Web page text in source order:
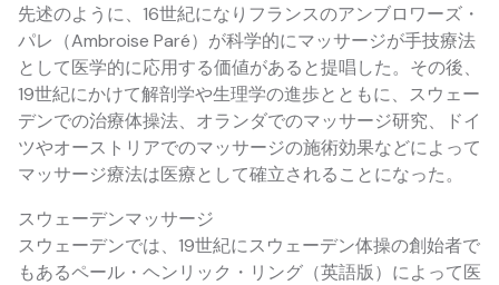
先述のように、16世紀になりフランスのアンブロワーズ・
パレ（Ambroise Paré）が科学的にマッサージが手技療法
として医学的に応用する価値があると提唱した。その後、
19世紀にかけて解剖学や生理学の進歩とともに、スウェー
デンでの治療体操法、オランダでのマッサージ研究、ドイ
ツやオーストリアでのマッサージの施術効果などによって
マッサージ療法は医療として確立されることになった。
スウェーデンマッサージ
スウェーデンでは、19世紀にスウェーデン体操の創始者で
もあるペール・ヘンリック・リング（英語版）によって医